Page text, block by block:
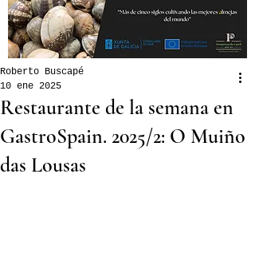
Restaurante de la semana en
GastroSpain. 2025/2: O Muiño
das Lousas
Roberto Buscapé
10 ene 2025